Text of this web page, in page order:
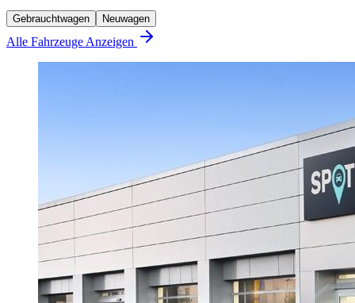
Gebrauchtwagen Neuwagen
Alle Fahrzeuge Anzeigen